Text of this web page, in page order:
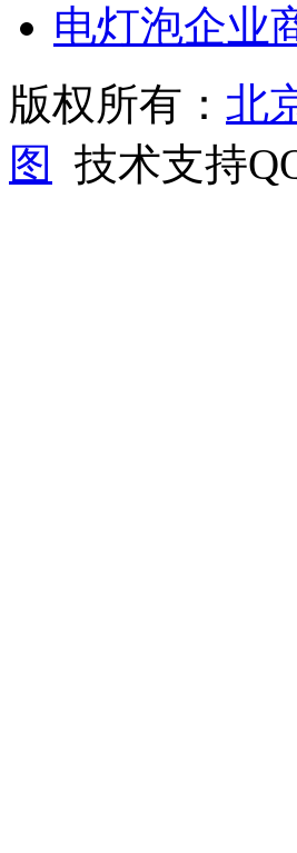
电灯泡企业
版权所有： 北
图
技术支持